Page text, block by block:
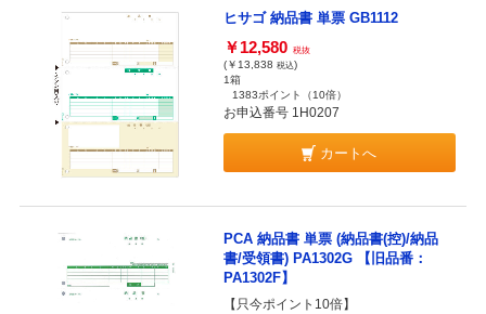
ヒサゴ 納品書 単票 GB1112
￥12,580 税抜
(￥13,838 税込)
1箱
1383ポイント
（10倍）
お申込番号 1H0207
カートへ
PCA 納品書 単票 (納品書(控)/納品
書/受領書) PA1302G 【旧品番：
PA1302F】
【只今ポイント10倍】